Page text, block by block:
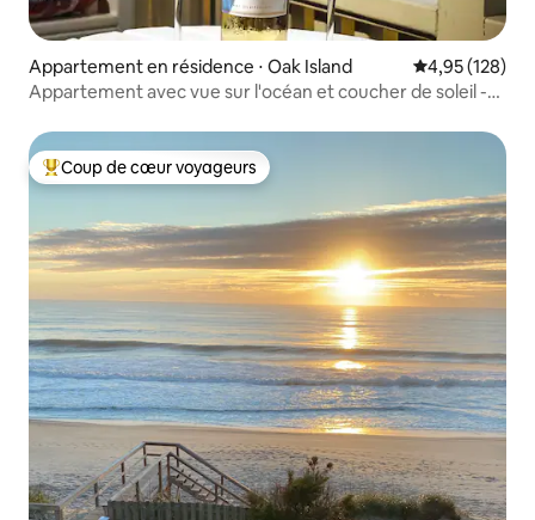
Appartement en résidence ⋅ Oak Island Évaluation
4,95 (128)
Appartement avec vue sur l'océan et coucher de soleil -
Coups de cœur voyageurs les plus appréciés
Coup de cœur voyageurs